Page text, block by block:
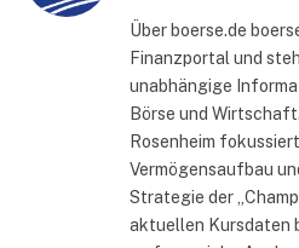
Über boerse.de
Finanzportal und
unabhängige
Börse und
Rosenheim
Vermögensaufbau
Strategie der
aktuellen Kursdaten